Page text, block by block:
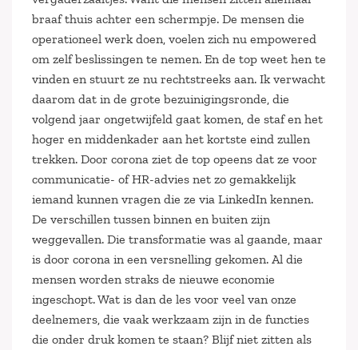
braaf thuis achter een schermpje. De mensen die
operationeel werk doen, voelen zich nu empowered
om zelf beslissingen te nemen. En de top weet hen te
vinden en stuurt ze nu rechtstreeks aan. Ik verwacht
daarom dat in de grote bezuinigingsronde, die
volgend jaar ongetwijfeld gaat komen, de staf en het
hoger en middenkader aan het kortste eind zullen
trekken. Door corona ziet de top opeens dat ze voor
communicatie- of HR-advies net zo gemakkelijk
iemand kunnen vragen die ze via LinkedIn kennen.
De verschillen tussen binnen en buiten zijn
weggevallen. Die transformatie was al gaande, maar
is door corona in een versnelling gekomen. Al die
mensen worden straks de nieuwe economie
ingeschopt. Wat is dan de les voor veel van onze
deelnemers, die vaak werkzaam zijn in de functies
die onder druk komen te staan? Blijf niet zitten als